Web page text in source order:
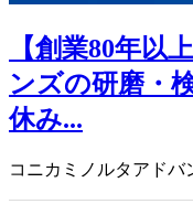
【創業80年以
ンズの研磨・
休み...
コニカミノルタアド